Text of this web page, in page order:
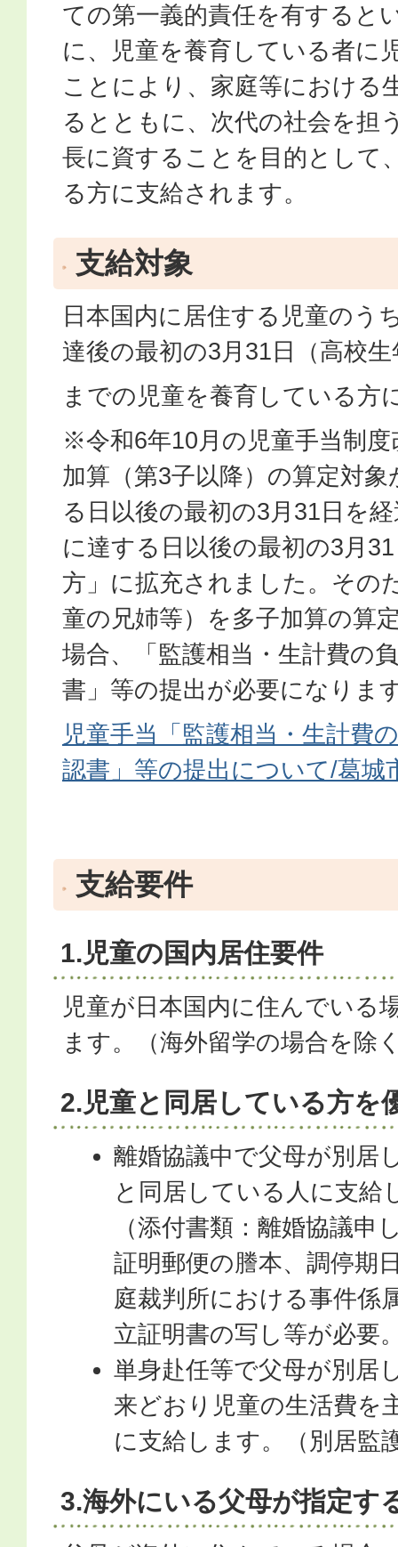
ての第一義的責任を有すると
に、児童を養育している者に
ことにより、家庭等における
るとともに、次代の社会を担
長に資することを目的として
る方に支給されます。
支給対象
日本国内に居住する児童のう
達後の最初の3月31日（高校
までの児童を養育している方
※令和6年10月の児童手当制
加算（第3子以降）の算定対
る日以後の最初の3月31日を
に達する日以後の最初の3月
方」に拡充されました。その
童の兄姉等）を多子加算の算
場合、「監護相当・生計費の
書」等の提出が必要になりま
児童手当「監護相当・生計費
認書」等の提出について/葛城
支給要件
1.児童の国内居住要件
児童が日本国内に住んでいる
ます。（海外留学の場合を除
2.児童と同居している方を
離婚協議中で父母が別居
と同居している人に支給
（添付書類：離婚協議申
証明郵便の謄本、調停期
庭裁判所における事件係
立証明書の写し等が必要
単身赴任等で父母が別居
来どおり児童の生活費を
に支給します。（別居監
3.海外にいる父母が指定す